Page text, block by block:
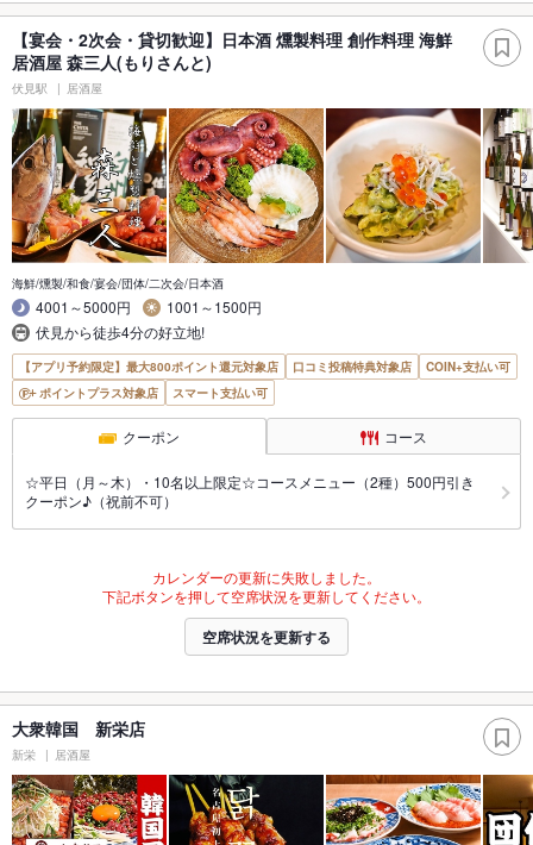
【宴会・2次会・貸切歓迎】日本酒 燻製料理 創作料理 海鮮
居酒屋 森三人(もりさんと)
伏見駅 居酒屋
海鮮/燻製/和食/宴会/団体/二次会/日本酒
4001～5000円
1001～1500円
伏見から徒歩4分の好立地!
【アプリ予約限定】最大800ポイント還元対象店 口コミ投稿特典対象店
COIN+支払い可
ポイントプラス対象店
スマート支払い可
クーポン コース
☆平日（月～木）・10名以上限定☆コースメニュー（2種）500円引き
クーポン♪（祝前不可）
カレンダーの更新に失敗しました。
下記ボタンを押して空席状況を更新してください。
空席状況を更新する
大衆韓国 新栄店
新栄 居酒屋